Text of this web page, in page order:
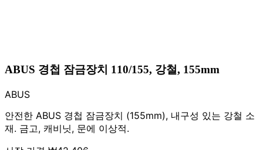
ABUS 경첩 잠금장치 110/155, 강철, 155mm
ABUS
안전한 ABUS 경첩 잠금장치 (155mm), 내구성 있는 강철 소
재. 금고, 캐비닛, 문에 이상적.